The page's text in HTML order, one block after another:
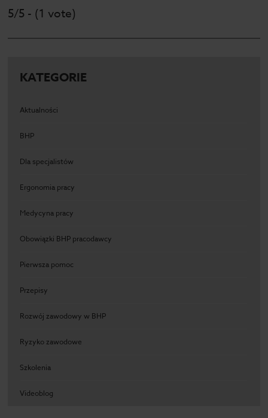
5/5 - (1 vote)
KATEGORIE
Aktualności
BHP
Dla specjalistów
Ergonomia pracy
Medycyna pracy
Obowiązki BHP pracodawcy
Pierwsza pomoc
Przepisy
Rozwój zawodowy w BHP
Ryzyko zawodowe
Szkolenia
Videoblog